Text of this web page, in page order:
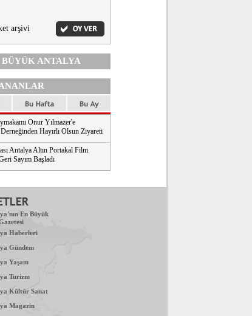
arşivi
BÜYÜK ANTALYA
Onur Yılmazer'e
Hayırlı Olsun Ziyareti
Antalya Altın Portakal Film
Sayım Başladı
En Büyük
Haberleri
Gündem
Yaşam
Turizm
Kültür Sanat
Magazin